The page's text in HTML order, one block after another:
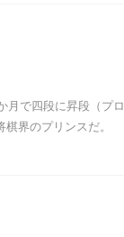
月で四段に昇段（プロ
界のプリンスだ。